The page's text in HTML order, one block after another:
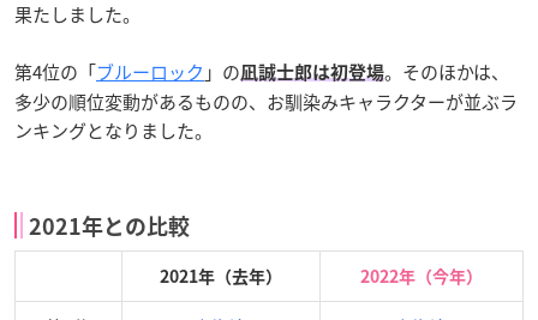
果たしました。
第4位の「ブルーロック 」の凪誠士郎は初登場。そのほかは、
多少の順位変動があるものの、お馴染みキャラクターが並ぶラ
ンキングとなりました。
2021年との比較
2021年（去年） 2022年（今年）